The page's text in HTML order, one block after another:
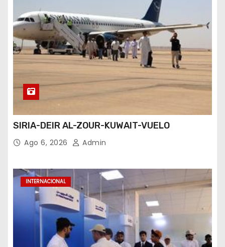
SIRIA-DEIR AL-ZOUR-KUWAIT-VUELO
Ago 6, 2026 Admin
INTERNACIONAL